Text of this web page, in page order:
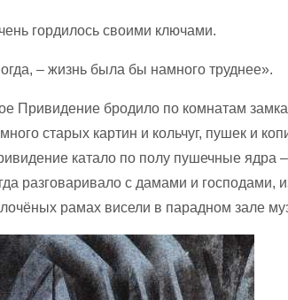
гордилось своими ключами.
– жизнь была бы намного труднее».
Привидение бродило по комнатам
старых картин и кольчуг, пушек и
катало по полу пушечные ядра
разговаривало с дамами и господами,
рамах висели в парадном зале